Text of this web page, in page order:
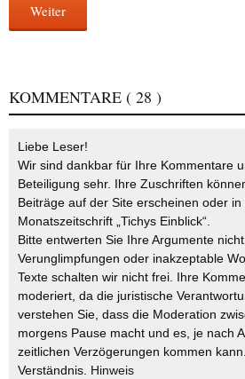
Weiter
KOMMENTARE ( 28 )
Liebe Leser!
Wir sind dankbar für Ihre Kommentare
Beteiligung sehr. Ihre Zuschriften
Beiträge auf der Site erscheinen oder
Monatszeitschrift „Tichys Einblick“.
Bitte entwerten Sie Ihre Argumente
Verunglimpfungen oder inakzeptable
Texte schalten wir nicht frei. Ihre
moderiert, da die juristische
verstehen Sie, dass die Moderation
morgens Pause macht und es, je nach
zeitlichen Verzögerungen kommen
Verständnis. Hinweis